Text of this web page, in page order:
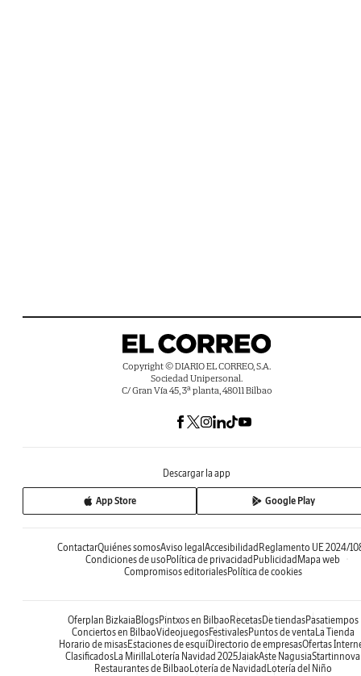
Copyright © DIARIO EL CORREO, S.A.
Sociedad Unipersonal.
C/ Gran Vía 45, 3ª planta, 48011 Bilbao
Descargar la app
App Store Google Play
ContactarQuiénes somosAviso legal Accesibilidad Reglamento UE 2024/
Condiciones de uso Política de privacidad Publicidad Mapa web
Compromisos editorialesPolítica de cookies
Oferplan Bizkaia BlogsPintxos en Bilbao RecetasDe tiendasPasatiempos
Conciertos en BilbaoVideojuegosFestivalesPuntos de venta La Tienda
Horario de misasEstaciones de esquíDirectorio de empresasOfertas
Clasificados La Mirilla Lotería Navidad 2025JaiakAste NagusiaStartinnova
Restaurantes de Bilbao Lotería de Navidad Lotería del Niño